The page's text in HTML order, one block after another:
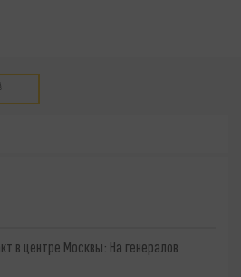
в центре Москвы: На генералов